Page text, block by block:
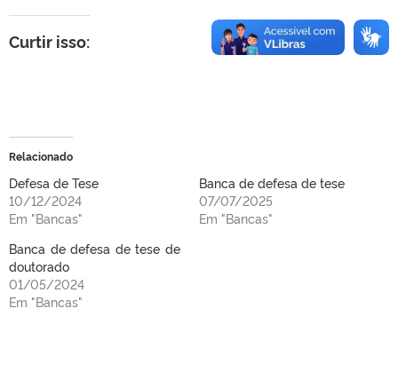
Curtir isso:
Relacionado
Defesa de Tese
10/12/2024
Em "Bancas"
Banca de defesa de tese
07/07/2025
Em "Bancas"
Banca de defesa de tese de
doutorado
01/05/2024
Em "Bancas"